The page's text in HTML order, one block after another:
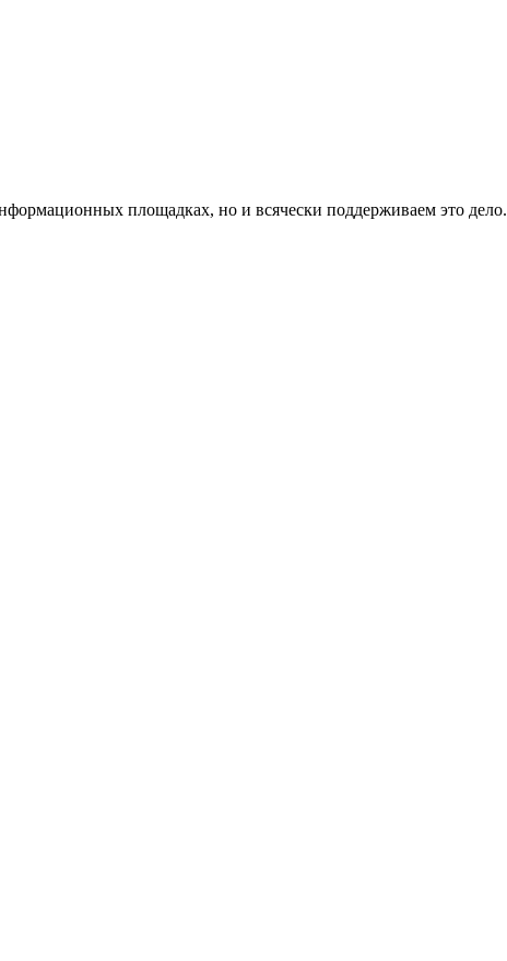
площадках, но и всячески поддерживаем это дело.